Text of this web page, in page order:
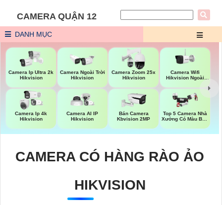
CAMERA QUẬN 12
DANH MỤC
Camera Ip Ultra 2k
Hikvision
Camera Ngoài Trời
Hikvision
Camera Zoom 25x
Hikvision
Camera Wifi
Hikvision Ngoài
Camera Ip 4k
Hikvision
Camera AI IP
Hikvision
Bán Camera
Kbvision 2MP
Top 5 Camera Nhà
Xưởng Có Màu Ban
CAMERA CÓ HÀNG RÀO ẢO
HIKVISION